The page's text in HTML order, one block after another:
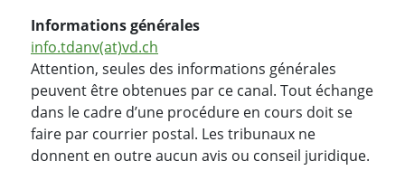
Informations générales
info.tdanv(at)vd.ch
Attention, seules des informations générales
peuvent être obtenues par ce canal. Tout échange
dans le cadre d’une procédure en cours doit se
faire par courrier postal. Les tribunaux ne
donnent en outre aucun avis ou conseil juridique.